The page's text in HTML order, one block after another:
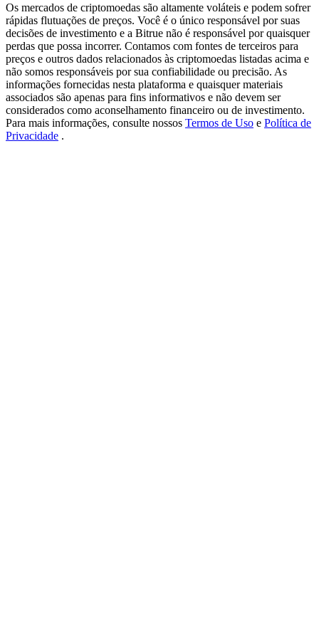
Exclusive for BitMart Users
Register & Trade to Win 500,000 USDT
Precious Metals Trading Carnival
Trade Gold & Silver · 33,333 USDT Bonus
Os mercados de criptomoedas são altamente voláteis e podem sofrer
rápidas flutuações de preços. Você é o único responsável por suas
decisões de investimento e a Bitrue não é responsável por quaisquer
perdas que possa incorrer. Contamos com fontes de terceiros para
preços e outros dados relacionados às criptomoedas listadas acima e
não somos responsáveis por sua confiabilidade ou precisão. As
informações fornecidas nesta plataforma e quaisquer materiais
associados são apenas para fins informativos e não devem ser
considerados como aconselhamento financeiro ou de investimento.
Para mais informações, consulte nossos Termos de Uso e Política de
Privacidade .